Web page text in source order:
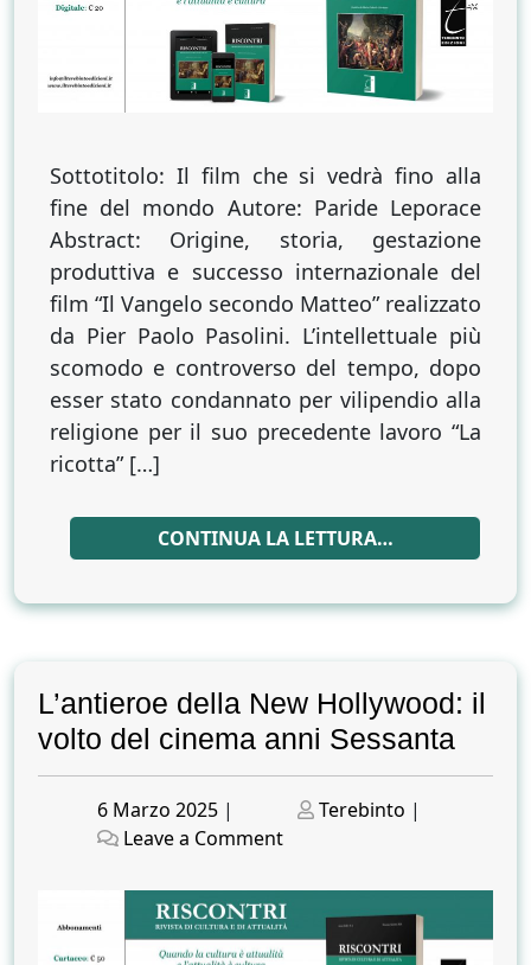
secondo
Matteo
Pasolini
Sottotitolo: Il film che si vedrà fino alla
fine del mondo Autore: Paride Leporace
Abstract: Origine, storia, gestazione
produttiva e successo internazionale del
film “Il Vangelo secondo Matteo” realizzato
da Pier Paolo Pasolini. L’intellettuale più
scomodo e controverso del tempo, dopo
esser stato condannato per vilipendio alla
religione per il suo precedente lavoro “La
ricotta” […]
CONTINUA LA LETTURA…
L’antieroe della New Hollywood: il
volto del cinema anni Sessanta
Posted
on
6 Marzo 2025 |
Posted
Terebinto |
Leave a Commenton
della
New
Hollywood: